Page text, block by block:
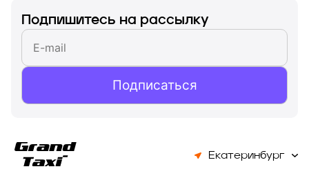
Подпишитесь на рассылку
Подписаться
Екатеринбург